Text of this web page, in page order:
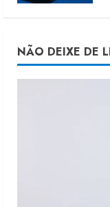
NÃO DEIXE DE